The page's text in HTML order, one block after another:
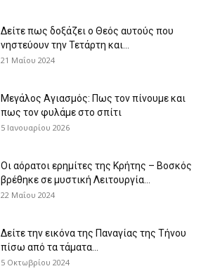
Δείτε πως δοξάζει ο Θεός αυτούς που
νηστεύουν την Τετάρτη και...
21 Μαΐου 2024
Μεγάλος Αγιασμός: Πως τον πίνουμε και
πως τον φυλάμε στο σπίτι
5 Ιανουαρίου 2026
Οι αόρατοι ερημίτες της Κρήτης – Βοσκός
βρέθηκε σε μυστική Λειτουργία...
22 Μαΐου 2024
Δείτε την εικόνα της Παναγίας της Τήνου
πίσω από τα τάματα...
5 Οκτωβρίου 2024